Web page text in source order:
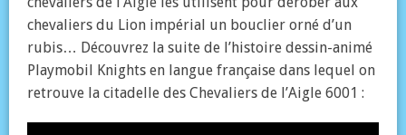
chevaliers du Lion impérial un bouclier orné d’un
rubis… Découvrez la suite de l’histoire dessin-animé
Playmobil Knights en langue française dans lequel on
retrouve la citadelle des Chevaliers de l’Aigle 6001 :